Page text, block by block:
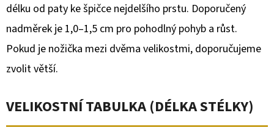
délku od paty ke špičce nejdelšího prstu. Doporučený
nadměrek je 1,0–1,5 cm pro pohodlný pohyb a růst.
Pokud je nožička mezi dvěma velikostmi, doporučujeme
zvolit větší.
VELIKOSTNÍ TABULKA (DÉLKA STÉLKY)